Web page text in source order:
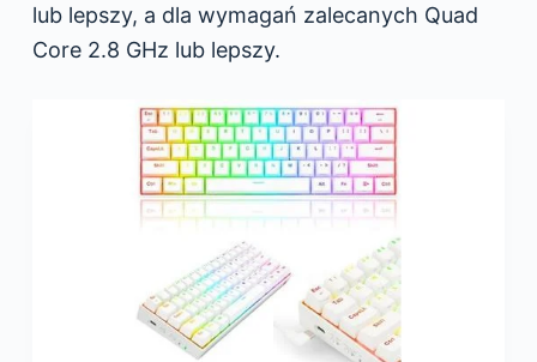
lub lepszy, a dla wymagań zalecanych Quad
Core 2.8 GHz lub lepszy.